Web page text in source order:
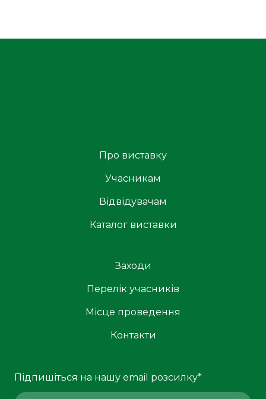
Про виставку
Учасникам
Відвідувачам
Каталог виставки
Заходи
Перелік учасників
Місце проведення
Контакти
Підпишіться на нашу email розсилку*